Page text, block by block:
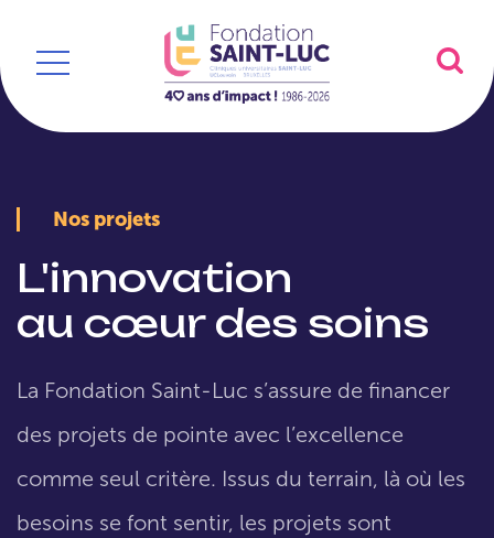
Nos projets
L'innovation
au cœur des soins
La Fondation Saint-Luc s’assure de financer
des projets de pointe avec l’excellence
comme seul critère. Issus du terrain, là où les
besoins se font sentir, les projets sont